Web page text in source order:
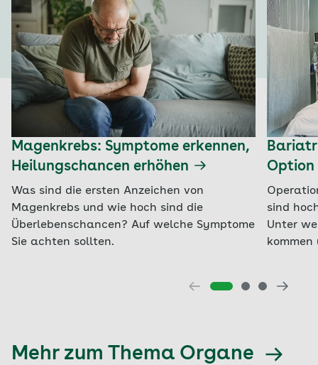
Magenkrebs: Symptome erkennen,
Heilungschancen erhöhen
Was sind die ersten Anzeichen von
Magenkrebs und wie hoch sind die
Überlebenschancen? Auf welche Symptome
Sie achten sollten.
Option
sind
Unter
kommen
Mehr zum Thema Organe